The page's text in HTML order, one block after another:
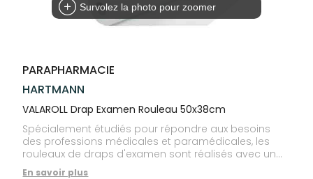
Survolez la photo pour zoomer
PARAPHARMACIE
HARTMANN
VALAROLL Drap Examen Rouleau 50x38cm
Spécialement étudiés pour répondre aux besoins
des professions médicales et paramédicales, les
rouleaux de draps d'examen sont réalisés avec un
mélange de papier recyclé et de ouate de cellulose.
En savoir plus